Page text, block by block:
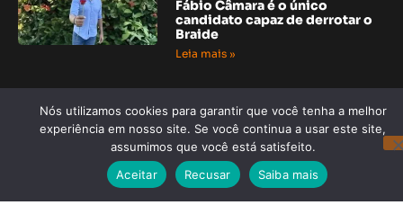
Fábio Câmara é o único
candidato capaz de derrotar o
Braide
Leia mais »
Noticias Recentes
“Grupo amigos solidários de
Araioses, o social é a base para
ajudar quem precisa”
Leia mais »
Maranhenses se destacam no
Brasileiro de Bocha
Nós utilizamos cookies para garantir que você tenha a melhor
experiência em nosso site. Se você continua a usar este site,
assumimos que você está satisfeito.
Aceitar
Recusar Saiba mais